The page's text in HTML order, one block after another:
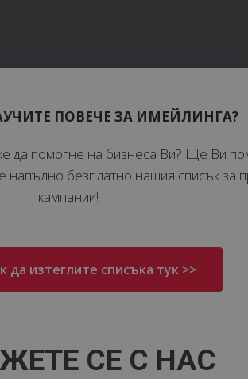
ПОВЕЧЕ ЗА ИМЕЙЛИНГА?
да помогне на бизнеса Ви? Ще Ви
напълно безплатно нашия списък за
кампании!
да изтеглите списъка тук >>
СЕ С НАС